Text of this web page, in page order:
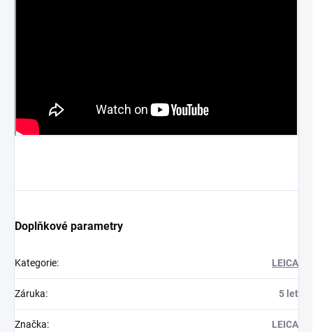
Doplňkové parametry
Kategorie: LEICA
Záruka: 5 let
Značka: LEICA